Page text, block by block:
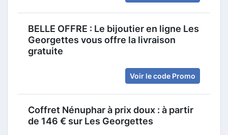
BELLE OFFRE : Le bijoutier en ligne Les
Georgettes vous offre la livraison
gratuite
Voir le code Promo
Coffret Nénuphar à prix doux : à partir
de 146 € sur Les Georgettes